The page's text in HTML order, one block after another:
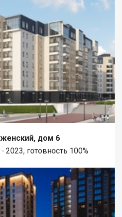
дом 6
2023, готовность 100%